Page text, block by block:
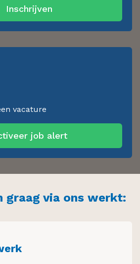
Inschrijven
vacature
job alert
graag via ons werkt: